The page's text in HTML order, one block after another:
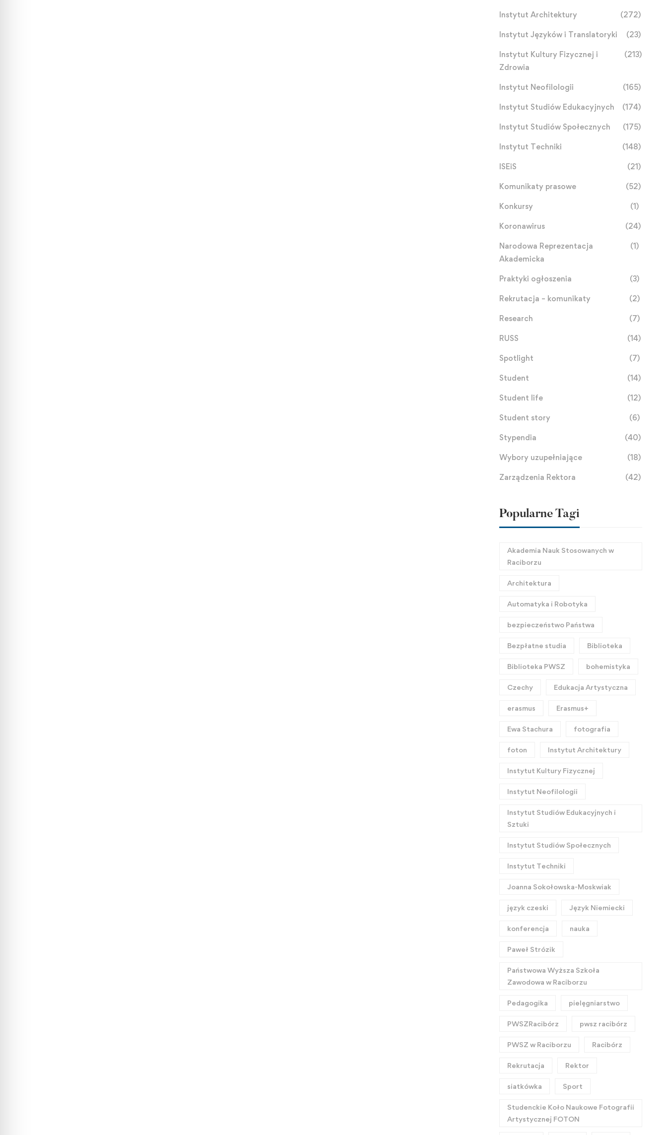
Instytut Architektury (272)
Instytut Języków i Translatoryki (23)
Instytut Kultury Fizycznej i
Zdrowia
(213)
Instytut Neofilologii (165)
Instytut Studiów Edukacyjnych (174)
Instytut Studiów Społecznych (175)
Instytut Techniki (148)
ISEiS (21)
Komunikaty prasowe (52)
Konkursy (1)
Koronawirus (24)
Narodowa Reprezentacja
Akademicka
(1)
Praktyki ogłoszenia (3)
Rekrutacja – komunikaty (2)
Research (7)
RUSS (14)
Spotlight (7)
Student (14)
Student life (12)
Student story (6)
Stypendia (40)
Wybory uzupełniające (18)
Zarządzenia Rektora (42)
Popularne Tagi
Akademia Nauk Stosowanych w
Raciborzu
Architektura
Automatyka i Robotyka
bezpieczeństwo Państwa
Bezpłatne studia Biblioteka
Biblioteka PWSZ bohemistyka
Czechy Edukacja Artystyczna
erasmus Erasmus+
Ewa Stachura fotografia
foton Instytut Architektury
Instytut Kultury Fizycznej
Instytut Neofilologii
Instytut Studiów Edukacyjnych i
Sztuki
Instytut Studiów Społecznych
Instytut Techniki
Joanna Sokołowska-Moskwiak
język czeski Język Niemiecki
konferencja nauka
Paweł Strózik
Państwowa Wyższa Szkoła
Zawodowa w Raciborzu
Pedagogika pielęgniarstwo
PWSZRacibórz pwsz racibórz
PWSZ w Raciborzu Racibórz
Rekrutacja Rektor
siatkówka Sport
Studenckie Koło Naukowe Fotografii
Artystycznej FOTON